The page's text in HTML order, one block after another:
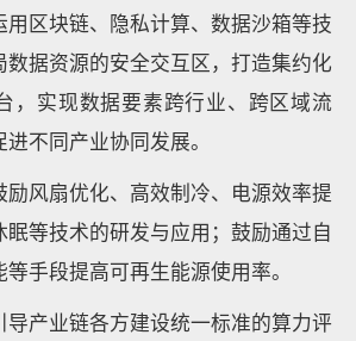
用区块链、隐私计算、数据沙箱等技
据资源的安全交互区，打造集约化
，实现数据要素跨行业、跨区域流
不同产业协同发展。
励风扇优化、高效制冷、电源效率提
等技术的研发与应用；鼓励通过自
手段提高可再生能源使用率。
导产业链各方建设统一标准的算力评